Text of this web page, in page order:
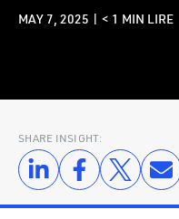
MAY 7, 2025 | < 1 MIN LIRE
SHARE INSIGHT: